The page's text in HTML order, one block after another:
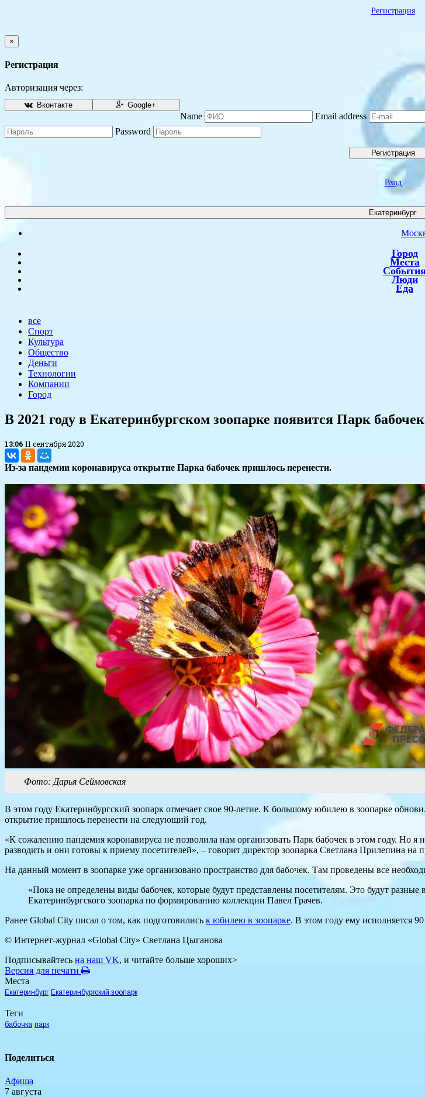
Регистрация
×
Регистрация
Авторизация через:
Вконтакте Google+
Name Email address
Password
Регистрация
Вход
Екатеринбург
Город
Места
Люди
Еда
все
Спорт
Культура
Общество
Деньги
Технологии
Компании
Город
​В 2021 году в Екатеринбургском зоопарке появится Парк бабочек
13:06 11 сентября 2020
Из-за пандемии коронавируса открытие Парка бабочек пришлось перенести.
Фото: Дарья Сеймовская
В этом году Екатеринбургский зоопарк отмечает свое 90-летие. К большому юбилею в зоопарке
открытие пришлось перенести на следующий год.
«К сожалению пандемия коронавируса не позволила нам организовать Парк бабочек в этом году. Но
разводить и они готовы к приему посетителей», – говорит директор зоопарка Светлана Прилепина
На данный момент в зоопарке уже организовано пространство для бабочек. Там проведены все
«Пока не определены виды бабочек, которые будут представлены посетителям. Это будут
Екатеринбургского зоопарка по формированию коллекции Павел Грачев.
Ранее Global City писал о том, как подготовились к юбилею в зоопарке. В этом году ему исполняется 90
© Интернет-журнал «Global City» Светлана Цыганова
Подписывайтесь на наш VK, и читайте больше хороших>
Версия для печати
Места
Екатеринбург Екатеринбургский зоопарк
Теги
бабочка парк
Поделиться
Афиша
7 августа